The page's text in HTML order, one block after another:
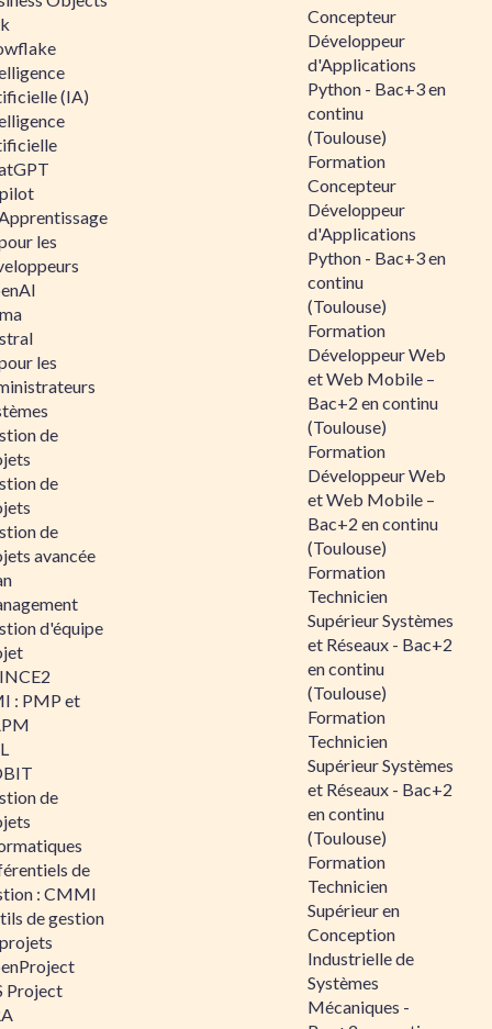
(IA)
les
les
de
de
de
avancée
d'équipe
: PMP et
de
de
: CMMI
de gestion
Project
Concepteur
Développeur
d'Applications
Python - Bac+3 en
continu
(Toulouse)
Formation
Concepteur
Développeur
d'Applications
Python - Bac+3 en
continu
(Toulouse)
Formation
Développeur Web
et Web Mobile –
Bac+2 en continu
(Toulouse)
Formation
Développeur Web
et Web Mobile –
Bac+2 en continu
(Toulouse)
Formation
Technicien
Supérieur Systèmes
et Réseaux - Bac+2
en continu
(Toulouse)
Formation
Technicien
Supérieur Systèmes
et Réseaux - Bac+2
en continu
(Toulouse)
Formation
Technicien
Supérieur en
Conception
Industrielle de
Systèmes
Mécaniques -